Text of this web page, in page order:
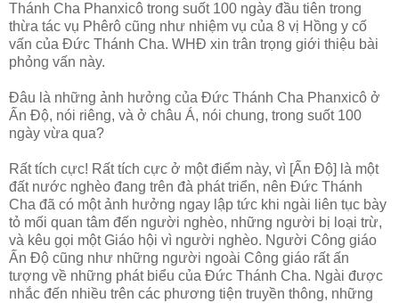
Thánh Cha Phanxicô trong suốt 100 ngày đầu tiên trong
thừa tác vụ Phêrô cũng như nhiệm vụ của 8 vị Hồng y cố
vấn của Đức Thánh Cha. WHĐ xin trân trọng giới thiệu bài
phỏng vấn này.
Đâu là những ảnh hưởng của Đức Thánh Cha Phanxicô ở
Ấn Độ, nói riêng, và ở châu Á, nói chung, trong suốt 100
ngày vừa qua?
Rất tích cực! Rất tích cực ở một điểm này, vì [Ấn Độ] là một
đất nước nghèo đang trên đà phát triển, nên Đức Thánh
Cha đã có một ảnh hưởng ngay lập tức khi ngài liên tục bày
tỏ mối quan tâm đến người nghèo, những người bị loại trừ,
và kêu gọi một Giáo hội vì người nghèo. Người Công giáo
Ấn Độ cũng như những người ngoài Công giáo rất ấn
tượng về những phát biểu của Đức Thánh Cha. Ngài được
nhắc đến nhiều trên các phương tiện truyền thông, những